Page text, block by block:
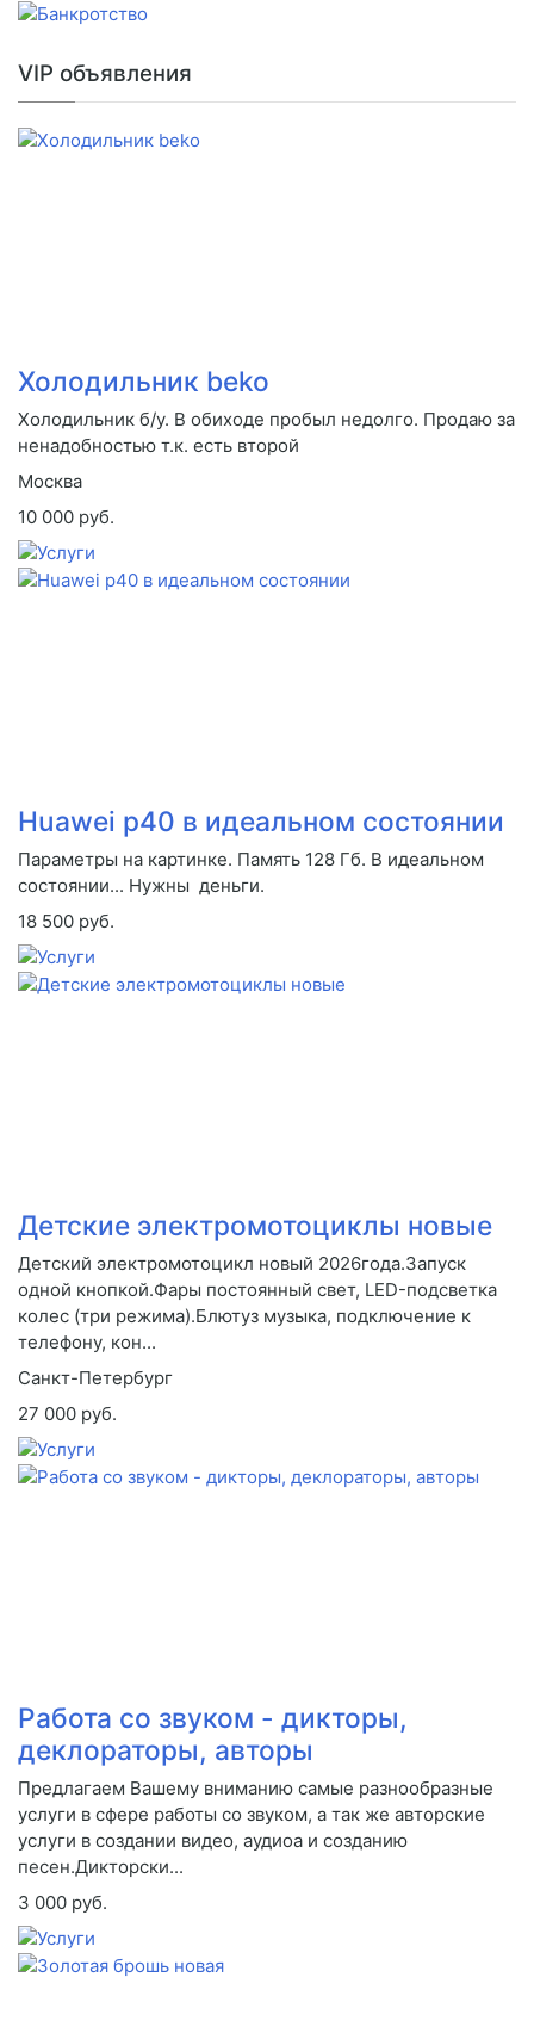
VIP объявления
Холодильник beko
Холодильник б/у. В обиходе пробыл недолго. Продаю за
ненадобностью т.к. есть второй
Москва
10 000 руб.
Huawei p40 в идеальном состоянии
Параметры на картинке. Память 128 Гб. В идеальном
состоянии... Нужны деньги.
18 500 руб.
Детские электромотоциклы новые
Детский электромотоцикл новый 2026года.Запуск
одной кнопкой.Фары постоянный свет, LED-подсветка
колес (три режима).Блютуз музыка, подключение к
телефону, кон...
Санкт-Петербург
27 000 руб.
Работа со звуком - дикторы,
деклораторы, авторы
Предлагаем Вашему вниманию самые разнообразные
услуги в сфере работы со звуком, а так же авторские
услуги в создании видео, аудиоа и созданию
песен.Дикторски...
3 000 руб.